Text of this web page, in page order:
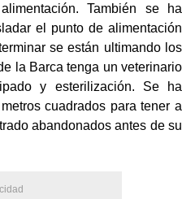
También se ha
el punto de alimentación
se están ultimando los
la Barca tenga un veterinario
y esterilización. Se ha
cuadrados para tener a
abandonados antes de su